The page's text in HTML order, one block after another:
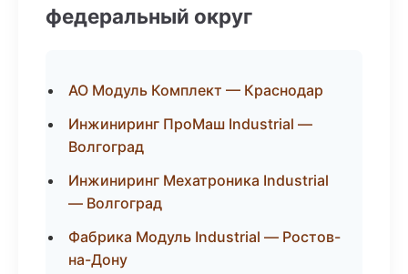
федеральный округ
АО Модуль Комплект — Краснодар
Инжиниринг ПроМаш Industrial —
Волгоград
Инжиниринг Мехатроника Industrial
— Волгоград
Фабрика Модуль Industrial — Ростов-
на-Дону